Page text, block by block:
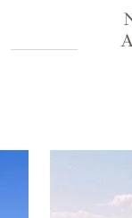
l’océan
moment de
en duo au
bercés par
un décor